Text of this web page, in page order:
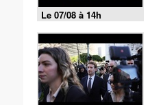
Le 07/08 à 14h